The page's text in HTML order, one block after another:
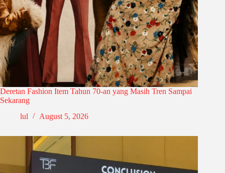
Deretan Fashion Item Tahun 70-an yang Masih Tren Sampai
Sekarang
lul
August 5, 2026